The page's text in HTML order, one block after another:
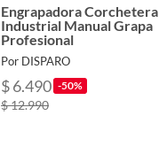
Engrapadora Corchetera
Industrial Manual Grapa
Profesional
Por DISPARO
$ 6.490 -50%
$ 12.990